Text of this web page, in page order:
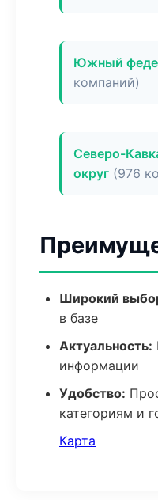
Южный
компаний)
Северо-
округ (976
Широкий
в базе
Актуальность:
информации
Удобство:
категориям и
Карта